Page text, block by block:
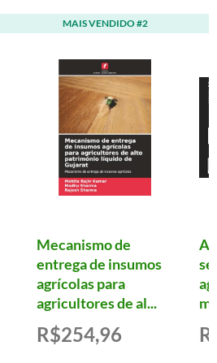
MAIS VENDIDO #2
Mecanismo de
entrega de insumos
agrícolas para
agricultores de al...
R$254,96